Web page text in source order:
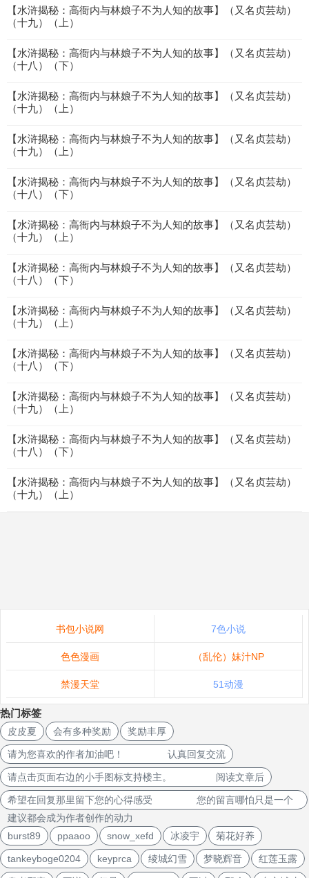
【水浒揭秘：高衙内与林娘子不为人知的故事】（又名贞芸劫）
（十九）（上）
【水浒揭秘：高衙内与林娘子不为人知的故事】（又名贞芸劫）
（十八）（下）
【水浒揭秘：高衙内与林娘子不为人知的故事】（又名贞芸劫）
（十九）（上）
【水浒揭秘：高衙内与林娘子不为人知的故事】（又名贞芸劫）
（十九）（上）
【水浒揭秘：高衙内与林娘子不为人知的故事】（又名贞芸劫）
（十八）（下）
【水浒揭秘：高衙内与林娘子不为人知的故事】（又名贞芸劫）
（十九）（上）
【水浒揭秘：高衙内与林娘子不为人知的故事】（又名贞芸劫）
（十八）（下）
【水浒揭秘：高衙内与林娘子不为人知的故事】（又名贞芸劫）
（十九）（上）
【水浒揭秘：高衙内与林娘子不为人知的故事】（又名贞芸劫）
（十八）（下）
【水浒揭秘：高衙内与林娘子不为人知的故事】（又名贞芸劫）
（十九）（上）
【水浒揭秘：高衙内与林娘子不为人知的故事】（又名贞芸劫）
（十八）（下）
【水浒揭秘：高衙内与林娘子不为人知的故事】（又名贞芸劫）
（十九）（上）
书包小说网 7色小说
色色漫画 （乱伦）妹汁NP
禁漫天堂 51动漫
热门标签
皮皮夏 会有多种奖励 奖励丰厚
请为您喜欢的作者加油吧！ 认真回复交流
请点击页面右边的小手图标支持楼主。 阅读文章后
希望在回复那里留下您的心得感受 您的留言哪怕只是一个
建议都会成为作者创作的动力
burst89
ppaaoo snow_xefd 冰凌宇 菊花好养
tankeyboge0204 keyprca 绫城幻雪 梦晓辉音 红莲玉露